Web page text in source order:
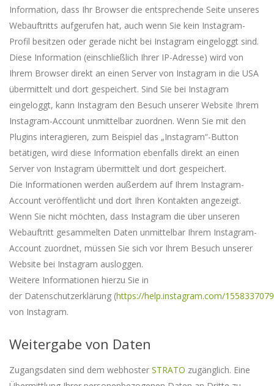
Information, dass Ihr Browser die entsprechende Seite unseres
Webauftritts aufgerufen hat, auch wenn Sie kein Instagram-
Profil besitzen oder gerade nicht bei Instagram eingeloggt sind.
Diese Information (einschließlich Ihrer IP-Adresse) wird von
Ihrem Browser direkt an einen Server von Instagram in die USA
übermittelt und dort gespeichert. Sind Sie bei Instagram
eingeloggt, kann Instagram den Besuch unserer Website Ihrem
Instagram-Account unmittelbar zuordnen. Wenn Sie mit den
Plugins interagieren, zum Beispiel das „Instagram“-Button
betätigen, wird diese Information ebenfalls direkt an einen
Server von Instagram übermittelt und dort gespeichert.
Die Informationen werden außerdem auf Ihrem Instagram-
Account veröffentlicht und dort Ihren Kontakten angezeigt.
Wenn Sie nicht möchten, dass Instagram die über unseren
Webauftritt gesammelten Daten unmittelbar Ihrem Instagram-
Account zuordnet, müssen Sie sich vor Ihrem Besuch unserer
Website bei Instagram ausloggen.
Weitere Informationen hierzu Sie in
der Datenschutzerklärung (https://help.instagram.com/
von Instagram.
Weitergabe von Daten
Zugangsdaten sind dem webhoster STRATO zugänglich. Eine